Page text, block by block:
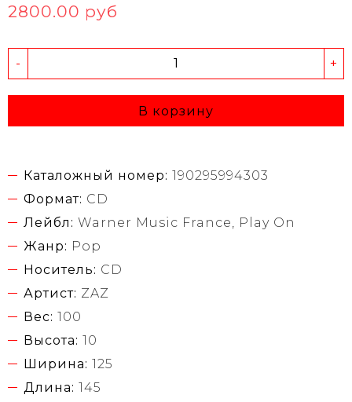
2800.00 руб
- +
В корзину
Каталожный номер: 190295994303
Формат: CD
Лейбл: Warner Music France, Play On
Жанр: Pop
Носитель: CD
Артист: ZAZ
Вес: 100
Высота: 10
Ширина: 125
Длина: 145